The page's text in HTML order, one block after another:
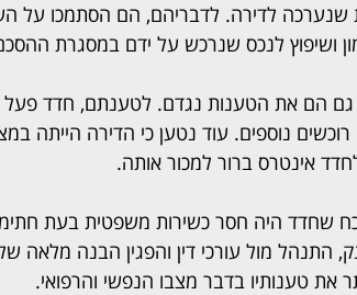
שנערכה לדירה. לדבריהם, הם הסתמכו על
ושיפוץ לנכס שנרכש על ידם במסגרת
גם הם את הטענות נגדם. לטענתם, חדד פעל
נוספים. עוד נטען כי הדירה הייתה
אינטרס ברור למכור אותה.
שחדד היה חסר כשירות משפטית בעת
התנהל מול עורכי דין והפגין הבנה
טענותיו בדבר מצבו הנפשי והרפואי.